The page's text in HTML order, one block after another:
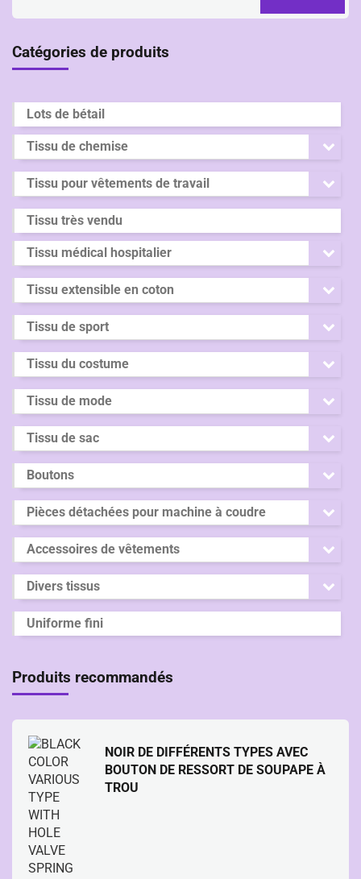
Catégories de produits
Lots de bétail
Tissu de chemise
Tissu pour vêtements de travail
Tissu très vendu
Tissu médical hospitalier
Tissu extensible en coton
Tissu de sport
Tissu du costume
Tissu de mode
Tissu de sac
Boutons
Pièces détachées pour machine à coudre
Accessoires de vêtements
Divers tissus
Uniforme fini
Produits recommandés
NOIR DE DIFFÉRENTS TYPES AVEC
BOUTON DE RESSORT DE SOUPAPE À
TROU